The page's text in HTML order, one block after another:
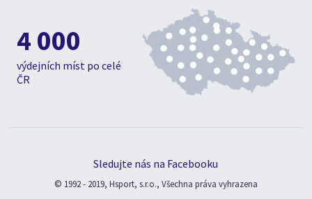
4 000
výdejních míst po celé
ČR
Sledujte nás na Facebooku
© 1992 - 2019, Hsport, s.r.o., Všechna práva vyhrazena